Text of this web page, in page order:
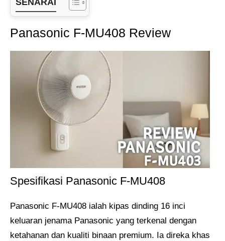
Panasonic F-MU408 Review
Spesifikasi Panasonic F-MU408
Panasonic F-MU408 ialah kipas dinding 16 inci
keluaran jenama Panasonic yang terkenal dengan
ketahanan dan kualiti binaan premium. Ia direka khas